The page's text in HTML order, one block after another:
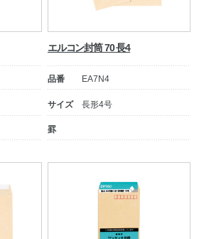
エルコン封筒 70 長4
品番 EA7N4
サイズ 長形4号
罫